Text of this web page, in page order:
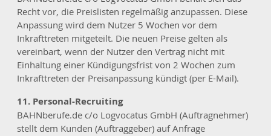
Recht vor, die Preislisten regelmäßig anzupassen. Diese
Anpassung wird dem Nutzer 5 Wochen vor dem
Inkrafttreten mitgeteilt. Die neuen Preise gelten als
vereinbart, wenn der Nutzer den Vertrag nicht mit
Einhaltung einer Kündigungsfrist von 2 Wochen zum
Inkrafttreten der Preisanpassung kündigt (per E-Mail).
11. Personal-Recruiting
BAHNberufe.de c/o Logvocatus GmbH (Auftragnehmer)
stellt dem Kunden (Auftraggeber) auf Anfrage